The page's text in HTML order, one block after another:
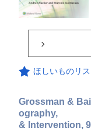
ほしいものリ
Grossman &
ography,
& Intervention,